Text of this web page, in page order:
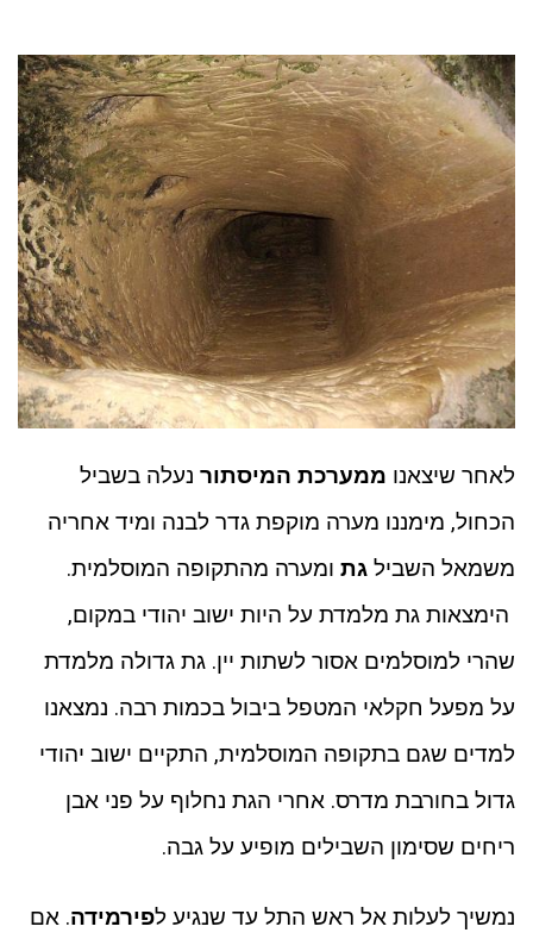
לאחר שיצאנו ממערכת המיסתור נעלה בשביל
הכחול, מימננו מערה מוקפת גדר לבנה ומיד אחריה
משמאל השביל גת ומערה מהתקופה המוסלמית.
הימצאות גת מלמדת על היות ישוב יהודי במקום,
שהרי למוסלמים אסור לשתות יין. גת גדולה מלמדת
על מפעל חקלאי המטפל ביבול בכמות רבה. נמצאנו
למדים שגם בתקופה המוסלמית, התקיים ישוב יהודי
גדול בחורבת מדרס. אחרי הגת נחלוף על פני אבן
ריחים שסימון השבילים מופיע על גבה.
נמשיך לעלות אל ראש התל עד שנגיע לפירמידה. אם